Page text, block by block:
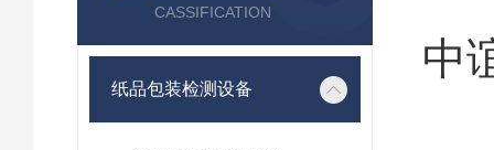
CASSIFICATION
纸品包装检测设备
中